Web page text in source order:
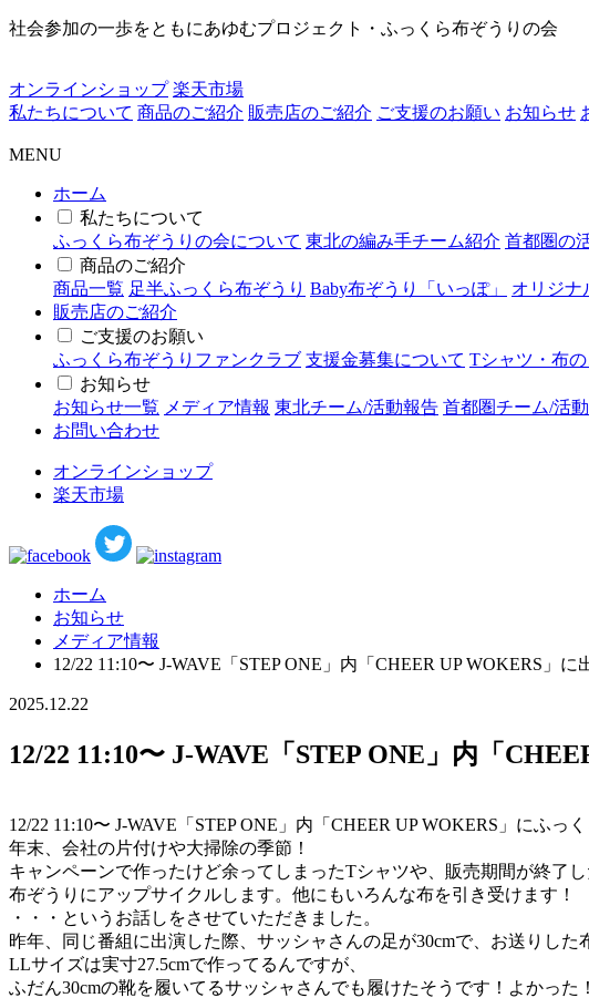
社会参加の一歩をともにあゆむプロジェクト・ふっくら布ぞうりの会
オンラインショップ 楽天市場
私たちについて 商品のご紹介 販売店のご紹介 ご支援のお願い お知らせ
MENU
ホーム
私たちについて
ふっくら布ぞうりの会について 東北の編み手チーム紹介 首都圏の
商品のご紹介
商品一覧 足半ふっくら布ぞうり Baby布ぞうり「いっぽ」
オリジナ
販売店のご紹介
ご支援のお願い
ふっくら布ぞうりファンクラブ 支援金募集について Tシャツ・布
お知らせ
お知らせ一覧 メディア情報 東北チーム/活動報告 首都圏チーム/活
お問い合わせ
オンラインショップ
楽天市場
ホーム
お知らせ
メディア情報
12/22 11:10〜 J-WAVE「STEP ONE」内「CHEER UP WOKERS」に
2025.12.22
12/22 11:10〜 J-WAVE「STEP ONE」内「
12/22 11:10〜 J-WAVE「STEP ONE」内「CHEER UP WOKERS」にふ
年末、会社の片付けや大掃除の季節！
キャンペーンで作ったけど余ってしまったTシャツや、販売期間が終了
布ぞうりにアップサイクルします。他にもいろんな布を引き受けます！
・・・というお話しをさせていただきました。
昨年、同じ番組に出演した際、サッシャさんの足が30cmで、お送りし
LLサイズは実寸27.5cmで作ってるんですが、
ふだん30cmの靴を履いてるサッシャさんでも履けたそうです！よかった！